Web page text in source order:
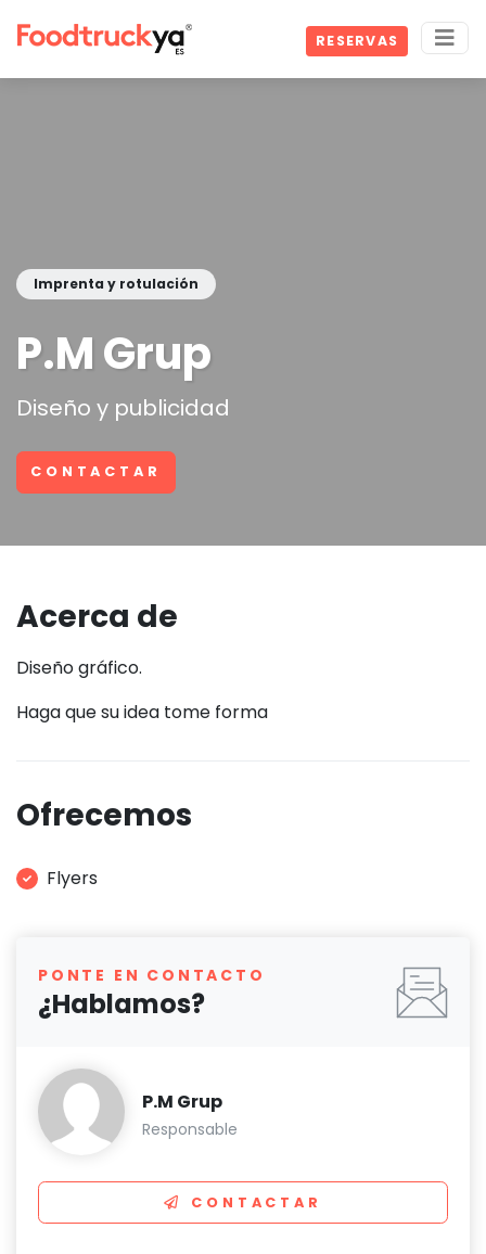
RESERVAS
Imprenta y rotulación
P.M Grup
Diseño y publicidad
CONTACTAR
Acerca de
Diseño gráfico.
Haga que su idea tome forma
Ofrecemos
Flyers
PONTE EN CONTACTO
¿Hablamos?
P.M Grup
Responsable
CONTACTAR